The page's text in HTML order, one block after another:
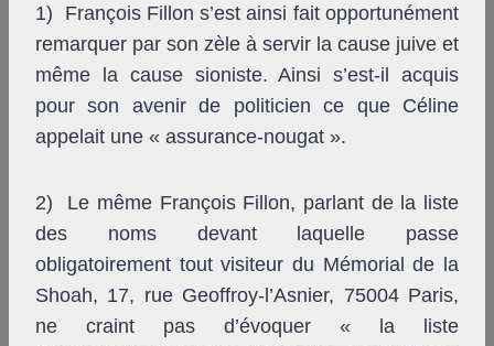
1) François Fillon s’est ainsi fait opportunément
remarquer par son zèle à servir la cause juive et
même la cause sioniste. Ainsi s’est-il acquis
pour son avenir de politicien ce que Céline
appelait une « assurance-nougat ».
2) Le même François Fillon, parlant de la liste
des noms devant laquelle passe
obligatoirement tout visiteur du Mémorial de la
Shoah, 17, rue Geoffroy-l’Asnier, 75004 Paris,
ne craint pas d’évoquer « ​la liste